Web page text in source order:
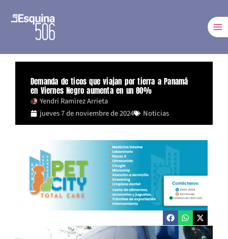
Demanda de ticos que viajan por tierra a Panamá
en Viernes Negro aumenta en un 80%
Yendri Ramìrez Arrieta
jueves 7 de noviembre de 2024
Noticias